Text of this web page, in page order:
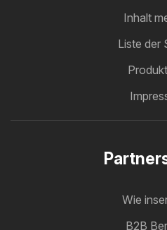
Inhalt
Liste der
Wie
B2B